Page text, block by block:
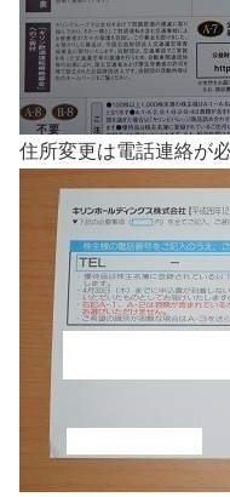
住所変更は電話連絡が